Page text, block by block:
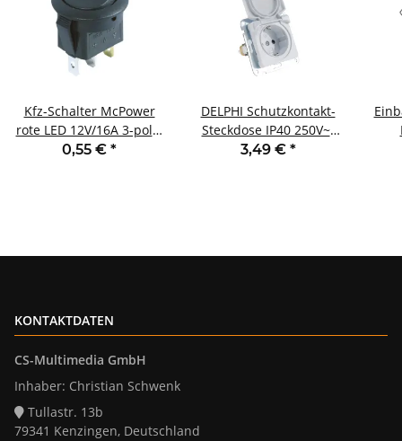
Kfz-Schalter McPower
rote LED 12V/16A 3-polig
Stellungen: EIN/AUS
0,55 € *
DELPHI Schutzkontakt-
Steckdose IP40 250V~/
16A mit Deckel UP weiß
3,49 € *
KONTAKTDATEN
CS-Multimedia GmbH
Inhaber: Christian Schwenk
Tullastr. 13b
79341 Kenzingen, Deutschland